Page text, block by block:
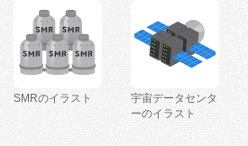
SMRのイラスト
宇宙データセンタ
ーのイラスト